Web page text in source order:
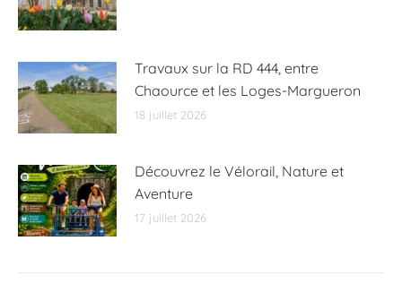
Travaux sur la RD 444, entre
Chaource et les Loges-Margueron
18 juillet 2026
Découvrez le Vélorail, Nature et
Aventure
17 juillet 2026